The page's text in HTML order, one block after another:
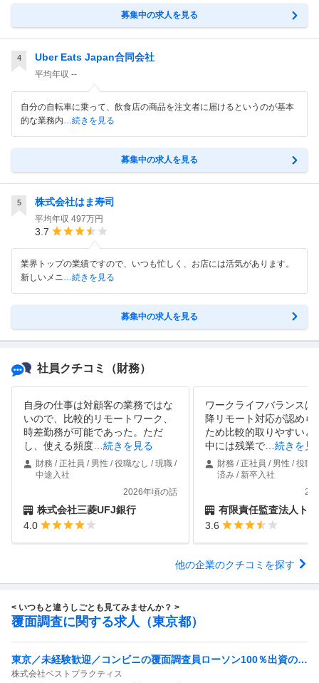
募集中の求人を見る
4 Uber Eats Japan合同会社
平均年収 --
自分の自転車に乗って、飲食店の商品を注文者に届けるというのが基本
的な業務内…続きを見る
募集中の求人を見る
5 株式会社はま寿司
平均年収 497万円
3.7
業界トップの業績ですので、いつも忙しく、お店には活気があります。
新しいメニ
…続きを見る
募集中の求人を見る
社員クチコミ （財務）
自身の仕事は対顧客の業務ではな
いので、比較的リモートワーク、
時差勤務が可能であった。ただ
し、使える頻度
続きを見る
財務 / 正社員 / 男性 / 役職なし / 現職 /
中途入社
2026年頃の話
株式会社三菱UFJ銀行
4.0
ワークライフバランスは
降リモート対応が認めら
ため比較的取りやすいと
中には残業で
続きを見
財務 / 正社員 / 男性 / 役職
済み / 新卒入社
有限責任監査法人ト
3.6
他の企業のクチコミを探す
< いつもと違うしごとも見てみませんか？ >
覆面調査に関する求人（東京都）
東京／未経験歓迎／コンビニの覆面調査員ローソン100％出資の安
定基盤／月５日在宅／残業月10時間
株式会社ベストプラクティス